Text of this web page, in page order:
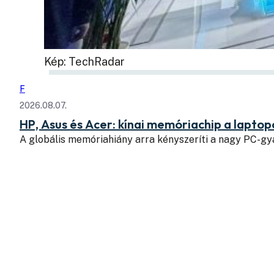
Kép: TechRadar
F
2026.08.07.
HP, Asus és Acer: kínai memóriachip a
A globális memóriahiány arra kényszeríti a nagy PC-